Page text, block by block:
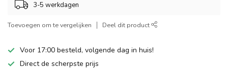
3-5 werkdagen
Toevoegen om te vergelijken Deel dit product
Voor 17:00 besteld, volgende dag in huis!
Direct de scherpste prijs